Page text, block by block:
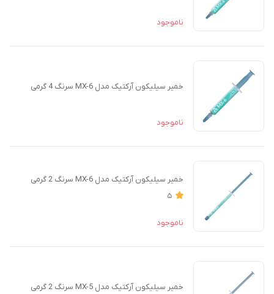
ناموجود
خمیر سیلیکون آرکتیک مدل MX-6 سرنگ 4 گرمی
ناموجود
خمیر سیلیکون آرکتیک مدل MX-6 سرنگ 2 گرمی
5
ناموجود
خمیر سیلیکون آرکتیک مدل MX-5 سرنگ 2 گرمی